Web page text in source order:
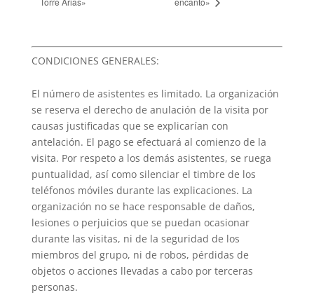
CONDICIONES GENERALES:
El número de asistentes es limitado. La organización
se reserva el derecho de anulación de la visita por
causas justificadas que se explicarían con
antelación. El pago se efectuará al comienzo de la
visita. Por respeto a los demás asistentes, se ruega
puntualidad, así como silenciar el timbre de los
teléfonos móviles durante las explicaciones. La
organización no se hace responsable de daños,
lesiones o perjuicios que se puedan ocasionar
durante las visitas, ni de la seguridad de los
miembros del grupo, ni de robos, pérdidas de
objetos o acciones llevadas a cabo por terceras
personas.